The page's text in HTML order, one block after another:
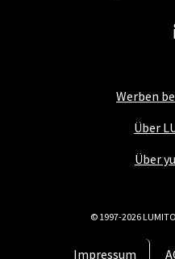
Werben
Über
Über
Impressum
© 1997-2026